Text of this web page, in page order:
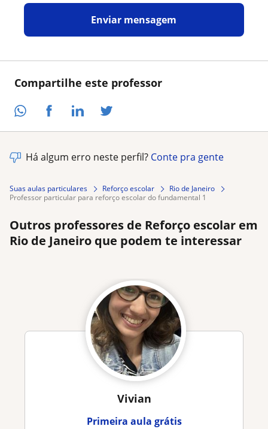
Compartilhe este professor
Enviar mensagem
Há algum erro neste perfil? Conte pra gente
Suas aulas particulares Reforço escolar
Rio de Janeiro
professor particular para reforço escolar do fundamental 1
Outros professores de Reforço escolar em
Rio de Janeiro que podem te interessar
Vivian
Primeira aula grátis